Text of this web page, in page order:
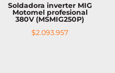
Soldadora inverter MIG
Motomel profesional
380V (MSMIG250P)
$2.093.957